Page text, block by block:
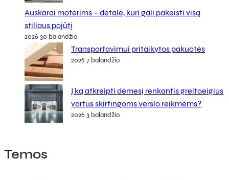
Auskarai moterims – detalė, kuri gali pakeisti visą
stiliaus pojūtį
2026 30 balandžio
Transportavimui pritaikytos pakuotės
2026 7 balandžio
Į ką atkreipti dėmesį renkantis greitaeigius
vartus skirtingoms verslo reikmėms?
2026 3 balandžio
Temos